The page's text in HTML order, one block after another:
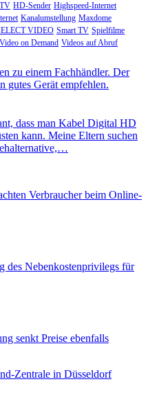
HD-Sender Highspeed-Internet
Kanalumstellung Maxdome
VIDEO Smart TV Spielfilme
Video on Demand Videos auf Abruf
zu einem Fachhändler. Der
gutes Gerät empfehlen.
dass man Kabel Digital HD
kann. Meine Eltern suchen
Verbraucher beim Online-
des Nebenkostenprivilegs für
senkt Preise ebenfalls